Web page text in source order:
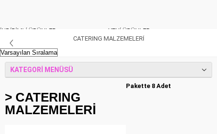
İNDİRİMLİ ÜRÜNLER
YENİ ÜRÜNLER
CATERING MALZEMELERİ
KATEGORI MENÜSÜ
> CATERING
MALZEMELERİ
Pakette 8 Adet